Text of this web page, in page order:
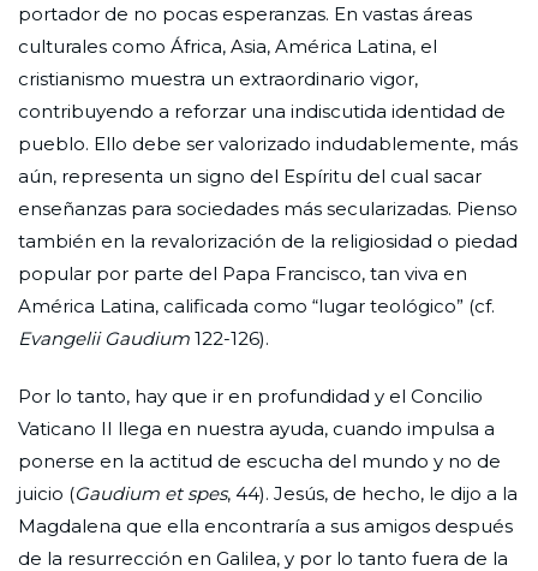
portador de no pocas esperanzas. En vastas áreas
culturales como África, Asia, América Latina, el
cristianismo muestra un extraordinario vigor,
contribuyendo a reforzar una indiscutida identidad de
pueblo. Ello debe ser valorizado indudablemente, más
aún, representa un signo del Espíritu del cual sacar
enseñanzas para sociedades más secularizadas. Pienso
también en la revalorización de la religiosidad o piedad
popular por parte del Papa Francisco, tan viva en
América Latina, calificada como “lugar teológico” (cf.
Evangelii Gaudium 122-126).
Por lo tanto, hay que ir en profundidad y el Concilio
Vaticano II llega en nuestra ayuda, cuando impulsa a
ponerse en la actitud de escucha del mundo y no de
juicio (Gaudium et spes, 44). Jesús, de hecho, le dijo a la
Magdalena que ella encontraría a sus amigos después
de la resurrección en Galilea, y por lo tanto fuera de la